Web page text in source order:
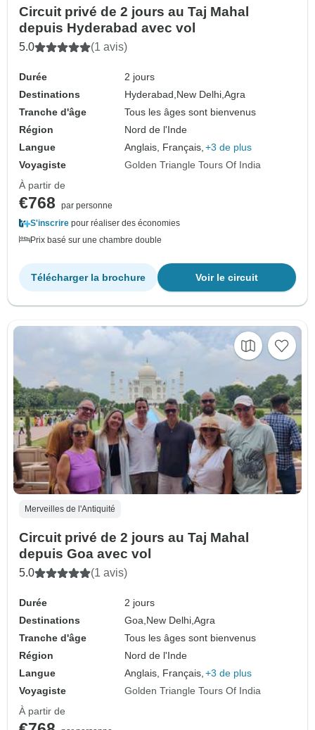
Circuit privé de 2 jours au Taj Mahal
depuis Hyderabad avec vol
5.0 (1 avis)
Durée
2 jours
Destinations
Hyderabad,New Delhi,Agra
Tranche d'âge
Tous les âges sont bienvenus
Région
Nord de l'Inde
Langue
Anglais, Français, +3 de plus
Voyagiste
Golden Triangle Tours Of India
À partir de
€768
par personne
S'inscrire pour réaliser des économies
Prix basé sur une chambre double
Voir le circuit
Télécharger la brochure
Merveilles de l'Antiquité
Circuit privé de 2 jours au Taj Mahal
depuis Goa avec vol
5.0 (1 avis)
Durée
2 jours
Destinations
Goa,New Delhi,Agra
Tranche d'âge
Tous les âges sont bienvenus
Région
Nord de l'Inde
Langue
Anglais, Français, +3 de plus
Voyagiste
Golden Triangle Tours Of India
À partir de